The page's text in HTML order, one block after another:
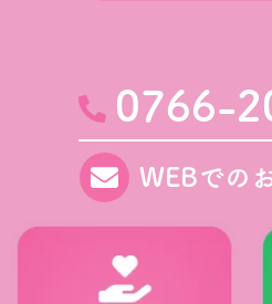
0766-
WEBでの